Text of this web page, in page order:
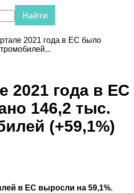
2021 года в ЕС было
2021 года в ЕС
146,2 тыс.
(+59,1%)
в ЕС выросли на 59,1%.